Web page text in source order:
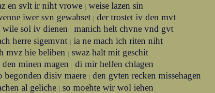
en svlt ir niht vrowe | weise lazen sin
iwer svn gewahset | der trostet iv den mvt
wile sol iv dienen | manich helt chvne vnd gvt
herre sigemvnt | ia ne mach ich riten niht
mvz hie beliben | swaz halt mit geschit
minen magen | di mir helfen chlagen
begonden disiv maere | den gvten recken missehagen
al geliche | so moehte wir wol iehen